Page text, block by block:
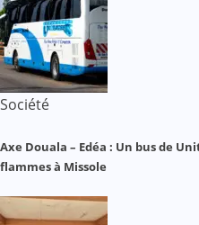
Société
Axe Douala – Edéa : Un bus de
flammes à Missole